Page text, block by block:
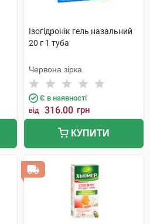
Ізогідронік гель назальний
20 г 1 туба
Червона зірка
Є в наявності
від 316.00 грн
КУПИТИ